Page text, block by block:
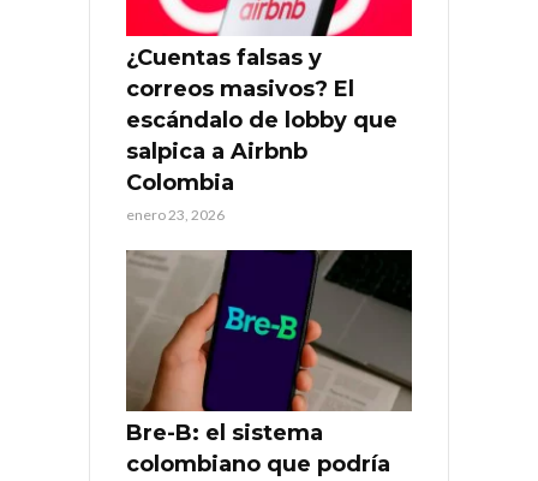
¿Cuentas falsas y
correos masivos? El
escándalo de lobby que
salpica a Airbnb
Colombia
enero 23, 2026
Bre-B: el sistema
colombiano que podría